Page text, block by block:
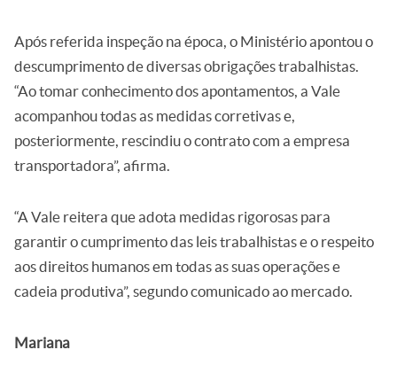
Após referida inspeção na época, o Ministério apontou o
descumprimento de diversas obrigações trabalhistas.
“Ao tomar conhecimento dos apontamentos, a Vale
acompanhou todas as medidas corretivas e,
posteriormente, rescindiu o contrato com a empresa
transportadora”, afirma.
“A Vale reitera que adota medidas rigorosas para
garantir o cumprimento das leis trabalhistas e o respeito
aos direitos humanos em todas as suas operações e
cadeia produtiva”, segundo comunicado ao mercado.
Mariana